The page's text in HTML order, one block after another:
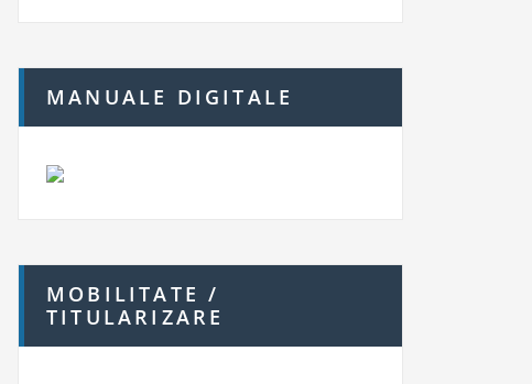
MANUALE DIGITALE
MOBILITATE /
TITULARIZARE